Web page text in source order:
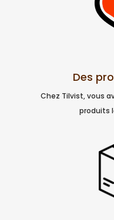
Des
Chez Tilvist, vous
produits